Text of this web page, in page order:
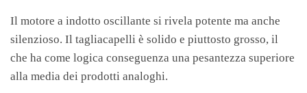
Il motore a indotto oscillante si rivela potente ma anche
silenzioso. Il tagliacapelli è solido e piuttosto grosso, il
che ha come logica conseguenza una pesantezza superiore
alla media dei prodotti analoghi.